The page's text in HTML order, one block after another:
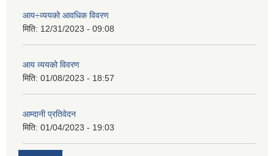
आय÷व्ययको आवधिक विवरण
मिति: 12/31/2023 - 09:08
आय व्ययको विवरण
मिति: 01/08/2023 - 18:57
आम्दानी प्रतिवेदन
मिति: 01/04/2023 - 19:03